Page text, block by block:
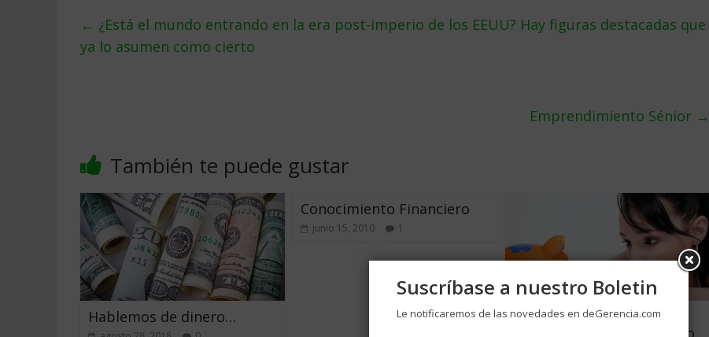
← ¿Está el mundo entrando en la era post-imperio de los EEUU? Hay figuras destacadas que
ya lo asumen como cierto
Emprendimiento Sénior →
También te puede gustar
Hablemos de dinero…
Conocimiento Financiero
junio 15, 2010 1
Cómo ahorrar y hacer
crecer su dinero utilizando
Suscríbase a nuestro Boletin
Le notificaremos de las novedades en deGerencia.com